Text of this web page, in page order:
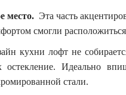
место. Эта часть
смогли
кухни лофт не
остекление. Идеально
стали.